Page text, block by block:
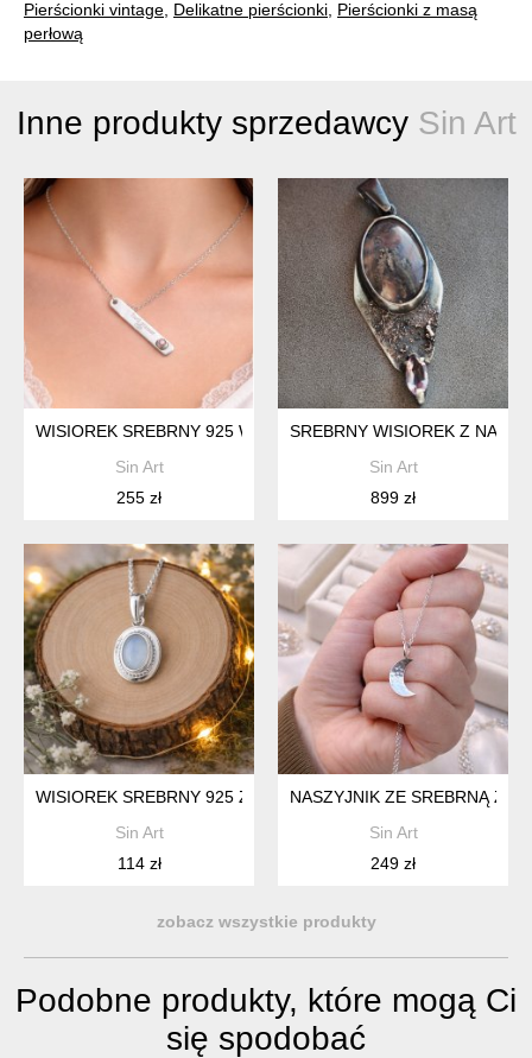
Pierścionki vintage Delikatne pierścionki Pierścionki z masą
perłową
Inne produkty sprzedawcy Sin Art
WISIOREK SREBRNY 925 WISIOREK MAŁY
Sin Art
255 zł
SREBRNY WISIOREK Z
Sin Art
899 zł
WISIOREK SREBRNY 925 Z OPALEM MLECZNYM
Sin Art
114 zł
NASZYJNIK ZE SREBRNĄ
Sin Art
249 zł
zobacz wszystkie produkty
Podobne produkty, które mogą Ci
się spodobać